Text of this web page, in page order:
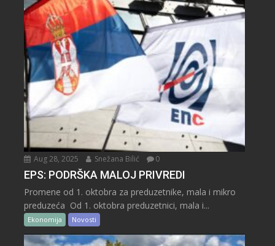
Aug 28, 2025 Snežana Bilić 0
EPS: PODRŠKA MALOJ PRIVREDI
Promene od 1. oktobra za preduzetnike, mala i mikro
preduzeća Od 1. oktobra preduzetnici, mala i...
Ekonomija Novosti